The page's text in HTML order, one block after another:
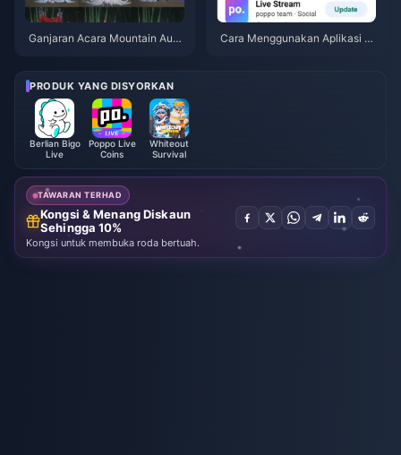
Ganjaran Acara Mountain Autu
& Keutamaan
Cara Menggunakan Aplikasi P
PRODUK YANG DISYORKAN
Berlian Bigo
Live
Poppo Live
Coins
Whiteout
Survival
TAWARAN TERHAD
Kongsi & Menang Diskaun
Sehingga 10%
Kongsi untuk membuka roda bertuah.